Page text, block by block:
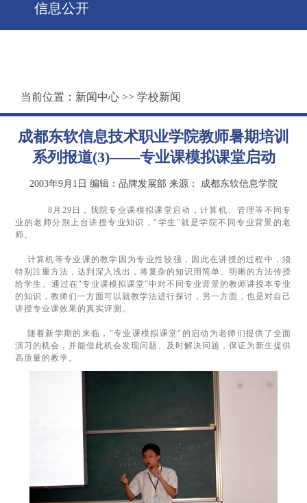
信息公开
当前位置： 新闻中心 >> 学校新闻
成都东软信息技术职业学院教师暑期培训
系列报道(3)——专业课模拟课堂启动
2003年9月1日 编辑：品牌发展部 来源： 成都东软信息学院
8月29日，我院专业课模拟课堂启动，计算机、管理等不同专
业的老师分别上台讲授专业知识，"学生"就是学院不同专业背景的老
师。
计算机等专业课的教学因为专业性较强，因此在讲授的过程中，须
特别注重方法，达到深入浅出，将复杂的知识用简单、明晰的方法传授
给学生。通过在"专业课模拟课堂"中对不同专业背景的教师讲授本专业
的知识，教师们一方面可以就教学法进行探讨，另一方面，也是对自己
讲授专业课效果的真实评测。
随着新学期的来临，"专业课模拟课堂"的启动为老师们提供了全面
演习的机会，并能借此机会发现问题、及时解决问题，保证为新生提供
高质量的教学。